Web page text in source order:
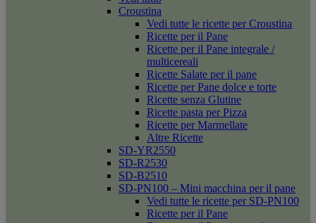
Croustina
Vedi tutte le ricette per Croustina
Ricette per il Pane
Ricette per il Pane integrale /
multicereali
Ricette Salate per il pane
Ricette per Pane dolce e torte
Ricette senza Glutine
Ricette pasta per Pizza
Ricette per Marmellate
Altre Ricette
SD-YR2550
SD-R2530
SD-B2510
SD-PN100 – Mini macchina per il pane
Vedi tutte le ricette per SD-PN100
Ricette per il Pane